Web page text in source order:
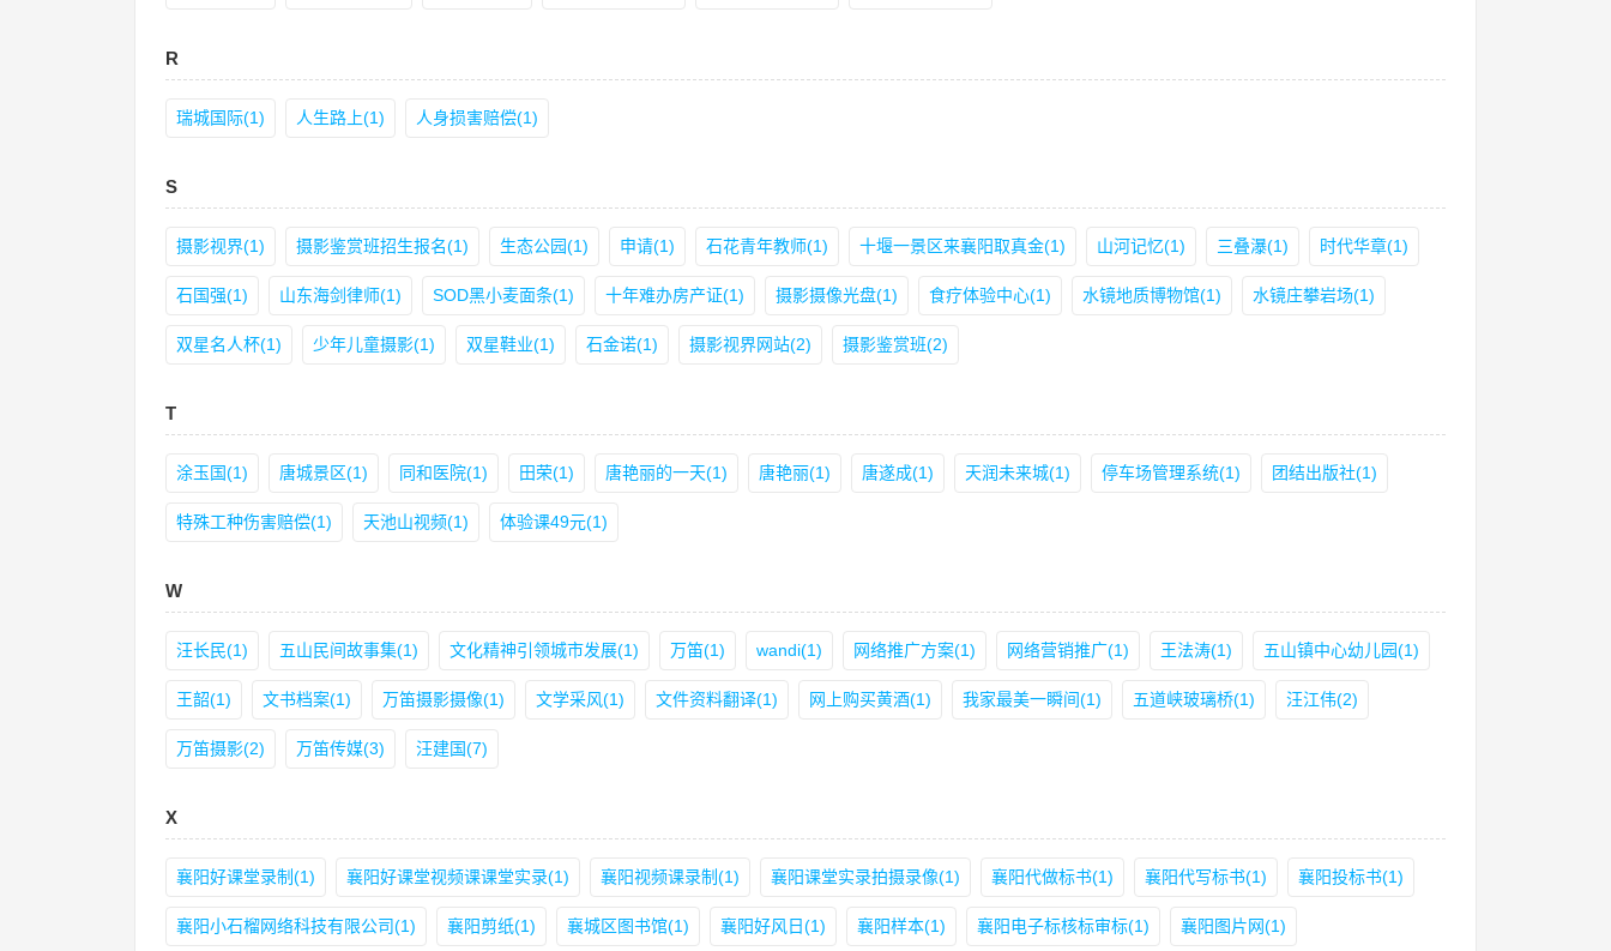
R
瑞城国际(1) 人生路上(1) 人身损害赔偿(1)
S
摄影视界(1) 摄影鉴赏班招生报名(1) 生态公园(1) 申请(1) 石花青年教师(1) 十堰一景区来襄阳取真金(1) 山河记忆(1) 三叠瀑(1) 时代华章(1)
石国强(1) 山东海剑律师(1) SOD黑小麦面条(1) 十年难办房产证(1) 摄影摄像光盘(1) 食疗体验中心(1) 水镜地质博物馆(1) 水镜庄攀岩场(1)
双星名人杯(1) 少年儿童摄影(1) 双星鞋业(1) 石金诺(1) 摄影视界网站(2) 摄影鉴赏班(2)
T
涂玉国(1) 唐城景区(1) 同和医院(1) 田荣(1) 唐艳丽的一天(1) 唐艳丽(1) 唐遂成(1) 天润未来城(1) 停车场管理系统(1) 团结出版社(1)
特殊工种伤害赔偿(1) 天池山视频(1) 体验课49元(1)
W
汪长民(1) 五山民间故事集(1) 文化精神引领城市发展(1) 万笛(1) wandi(1) 网络推广方案(1) 网络营销推广(1) 王法涛(1) 五山镇中心幼儿园(1)
王韶(1) 文书档案(1) 万笛摄影摄像(1) 文学采风(1) 文件资料翻译(1) 网上购买黄酒(1) 我家最美一瞬间(1) 五道峡玻璃桥(1) 汪江伟(2)
万笛摄影(2) 万笛传媒(3) 汪建国(7)
X
襄阳好课堂录制(1) 襄阳好课堂视频课课堂实录(1) 襄阳视频课录制(1) 襄阳课堂实录拍摄录像(1) 襄阳代做标书(1) 襄阳代写标书(1) 襄阳投标书(1)
襄阳小石榴网络科技有限公司(1) 襄阳剪纸(1) 襄城区图书馆(1) 襄阳好风日(1) 襄阳样本(1) 襄阳电子标核标审标(1) 襄阳图片网(1)